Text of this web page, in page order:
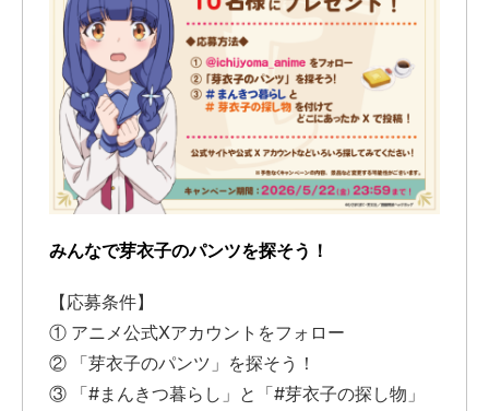
みんなで芽衣子のパンツを探そう！
【応募条件】
① アニメ公式Xアカウントをフォロー
② 「芽衣子のパンツ」を探そう！
③ 「#まんきつ暮らし」と「#芽衣子の探し物」